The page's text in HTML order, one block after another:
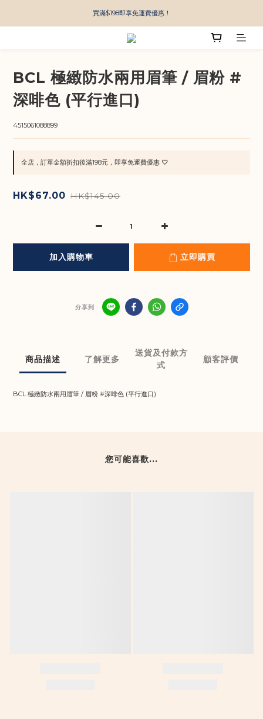
買滿$198即享免運費優惠！
BCL 極緻防水兩用眉筆 / 眉粉 #
深啡色 (平行進口)
4515061088899
全店，訂單金額折扣後滿198元，即享免運費優惠 ♡
HK$67.00 HK$145.00
加入購物車 立即購買
分享到
商品描述 了解更多
送貨及付款方
式
顧客評價
BCL 極緻防水兩用眉筆 / 眉粉 #深啡色 (平行進口)
您可能喜歡...